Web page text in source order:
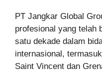
PT Jangkar Global
profesional yang telah
satu dekade dalam
internasional,
Saint Vincent dan